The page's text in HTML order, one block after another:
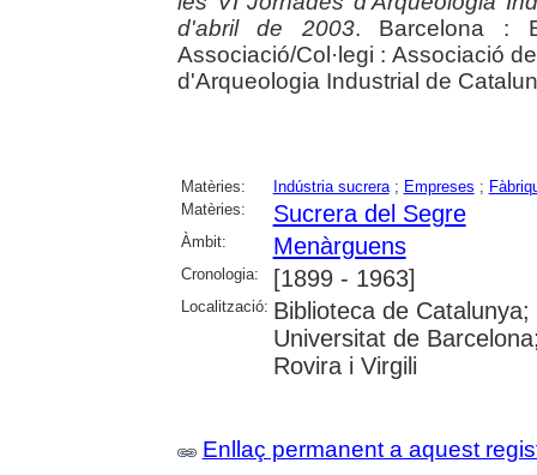
d'abril de 2003. Barcelona :
Associació/Col·legi : Associació
d'Arqueologia Industrial de
Matèries: Indústria sucrera; Empreses ;
Matèries:
Sucrera del Segre
Àmbit: Menàrguens
Cronologia: [1899 - 1963]
Localització: Biblioteca de
Universitat de
Rovira i Virgili
Enllaç permanent a aquest